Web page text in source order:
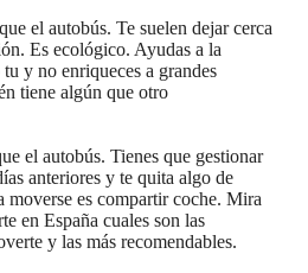
el autobús. Te suelen dejar cerca
Es ecológico. Ayudas a la
y no enriqueces a grandes
tiene algún que otro
el autobús. Tienes que gestionar
anteriores y te quita algo de
moverse es compartir coche. Mira
en España cuales son las
y las más recomendables.